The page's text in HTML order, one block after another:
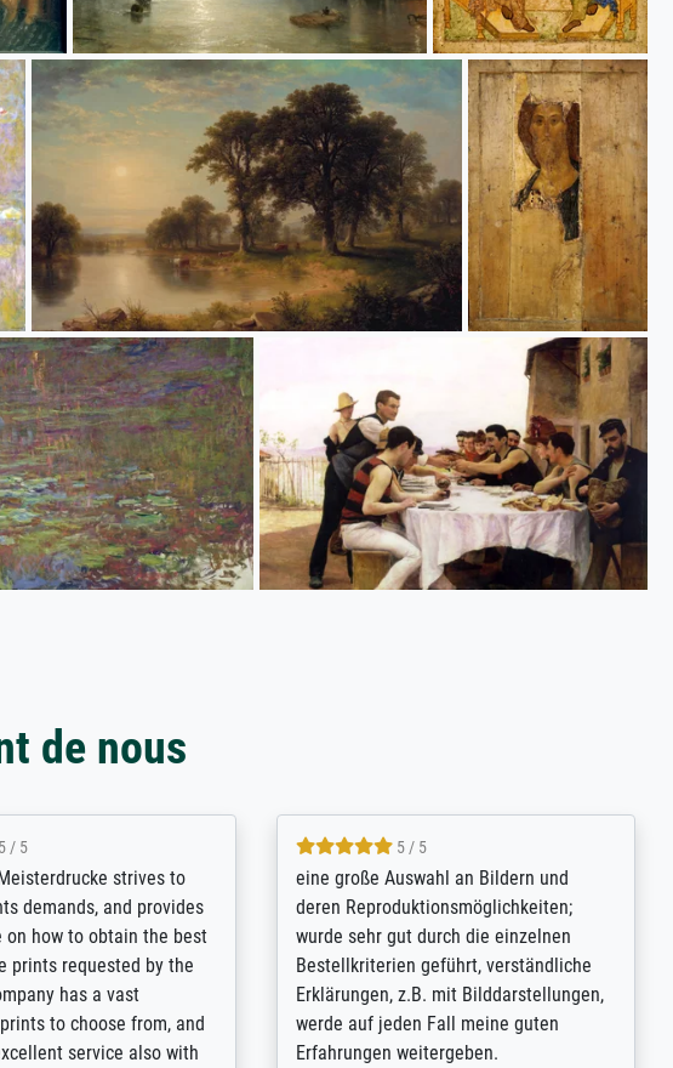
de nous
5 / 5
strives to
demands, and provides
on how to obtain the best
prints requested by the
has a vast
to choose from, and
service also with
5 / 5
eine große Auswahl an Bildern und
deren Reproduktionsmöglichkeiten;
wurde sehr gut durch die einzelnen
Bestellkriterien geführt, verständliche
Erklärungen, z.B. mit Bilddarstellungen,
werde auf jeden Fall meine guten
Erfahrungen weitergeben.